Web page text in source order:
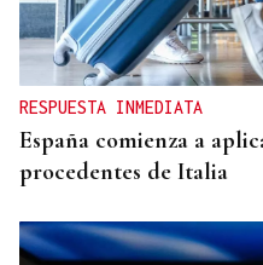
RESPUESTA INMEDIATA
España comienza a
procedentes de Italia